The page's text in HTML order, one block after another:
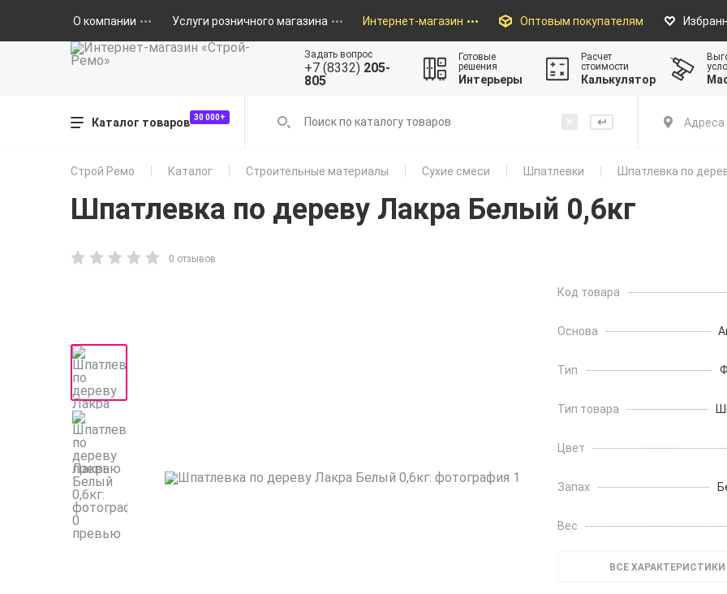
О компании Услуги розничного магазина Интернет-магазин Оптовым покупателям
Задать вопрос
+7 (8332) 205-
805
Готовые
решения
Интерьеры
Расчет
стоимости
Калькулятор
Каталог товаров 30 000+ Адреса
Строй Ремо Каталог Строительные материалы Сухие смеси Шпатлевки Шпатлевка по
Шпатлевка по дереву Лакра Белый 0,6кг
0 отзывов
Код товара
Основа
Тип
Тип товара
Цвет
Запах
Вес
ВСЕ ХАРАКТЕРИСТИКИ